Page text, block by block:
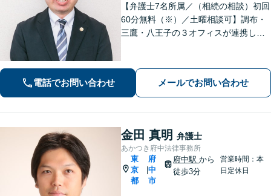
【弁護士7名所属／（相続の相談）初回
60分無料（※）／土曜相談可】調布・
三鷹・八王子の３オフィスが連携して
法務 ※相続発生前のご相談など有料
相談の対象になるものもございます。
電話でお問い合わせ メールでお問い合わせ
金田 真明 弁護士
あかつき府中法律事務所
東
京
都
府
中
市
府中駅から
徒歩3分
営業時間：本
日定休日